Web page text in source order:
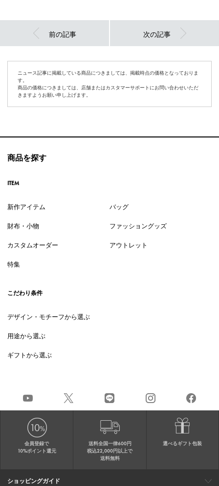
前の記事 次の記事
ニュース記事に掲載している商品につきましては、掲載時点の価格となっておりま
す。
商品の価格につきましては、店舗またはカスタマーサポートにお問い合わせいただ
きますようお願い申し上げます。
商品を探す
ITEM
新作アイテム バッグ
財布・小物 ファッショングッズ
カスタムオーダー アウトレット
特集
こだわり条件
デザイン・モチーフから選ぶ
用途から選ぶ
ギフトから選ぶ
会員登録で
10%ポイント還元
送料全国一律600円
税込22,000円以上で
送料無料
選べるギフト包装
ショッピングガイド